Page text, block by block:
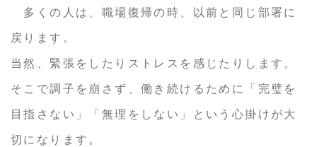
多くの人は、職場復帰の時、以前と同じ部署に
戻ります。
当然、緊張をしたりストレスを感じたりします。
そこで調子を崩さず、働き続けるために「完璧を
目指さない」「無理をしない」という心掛けが大
切になります。